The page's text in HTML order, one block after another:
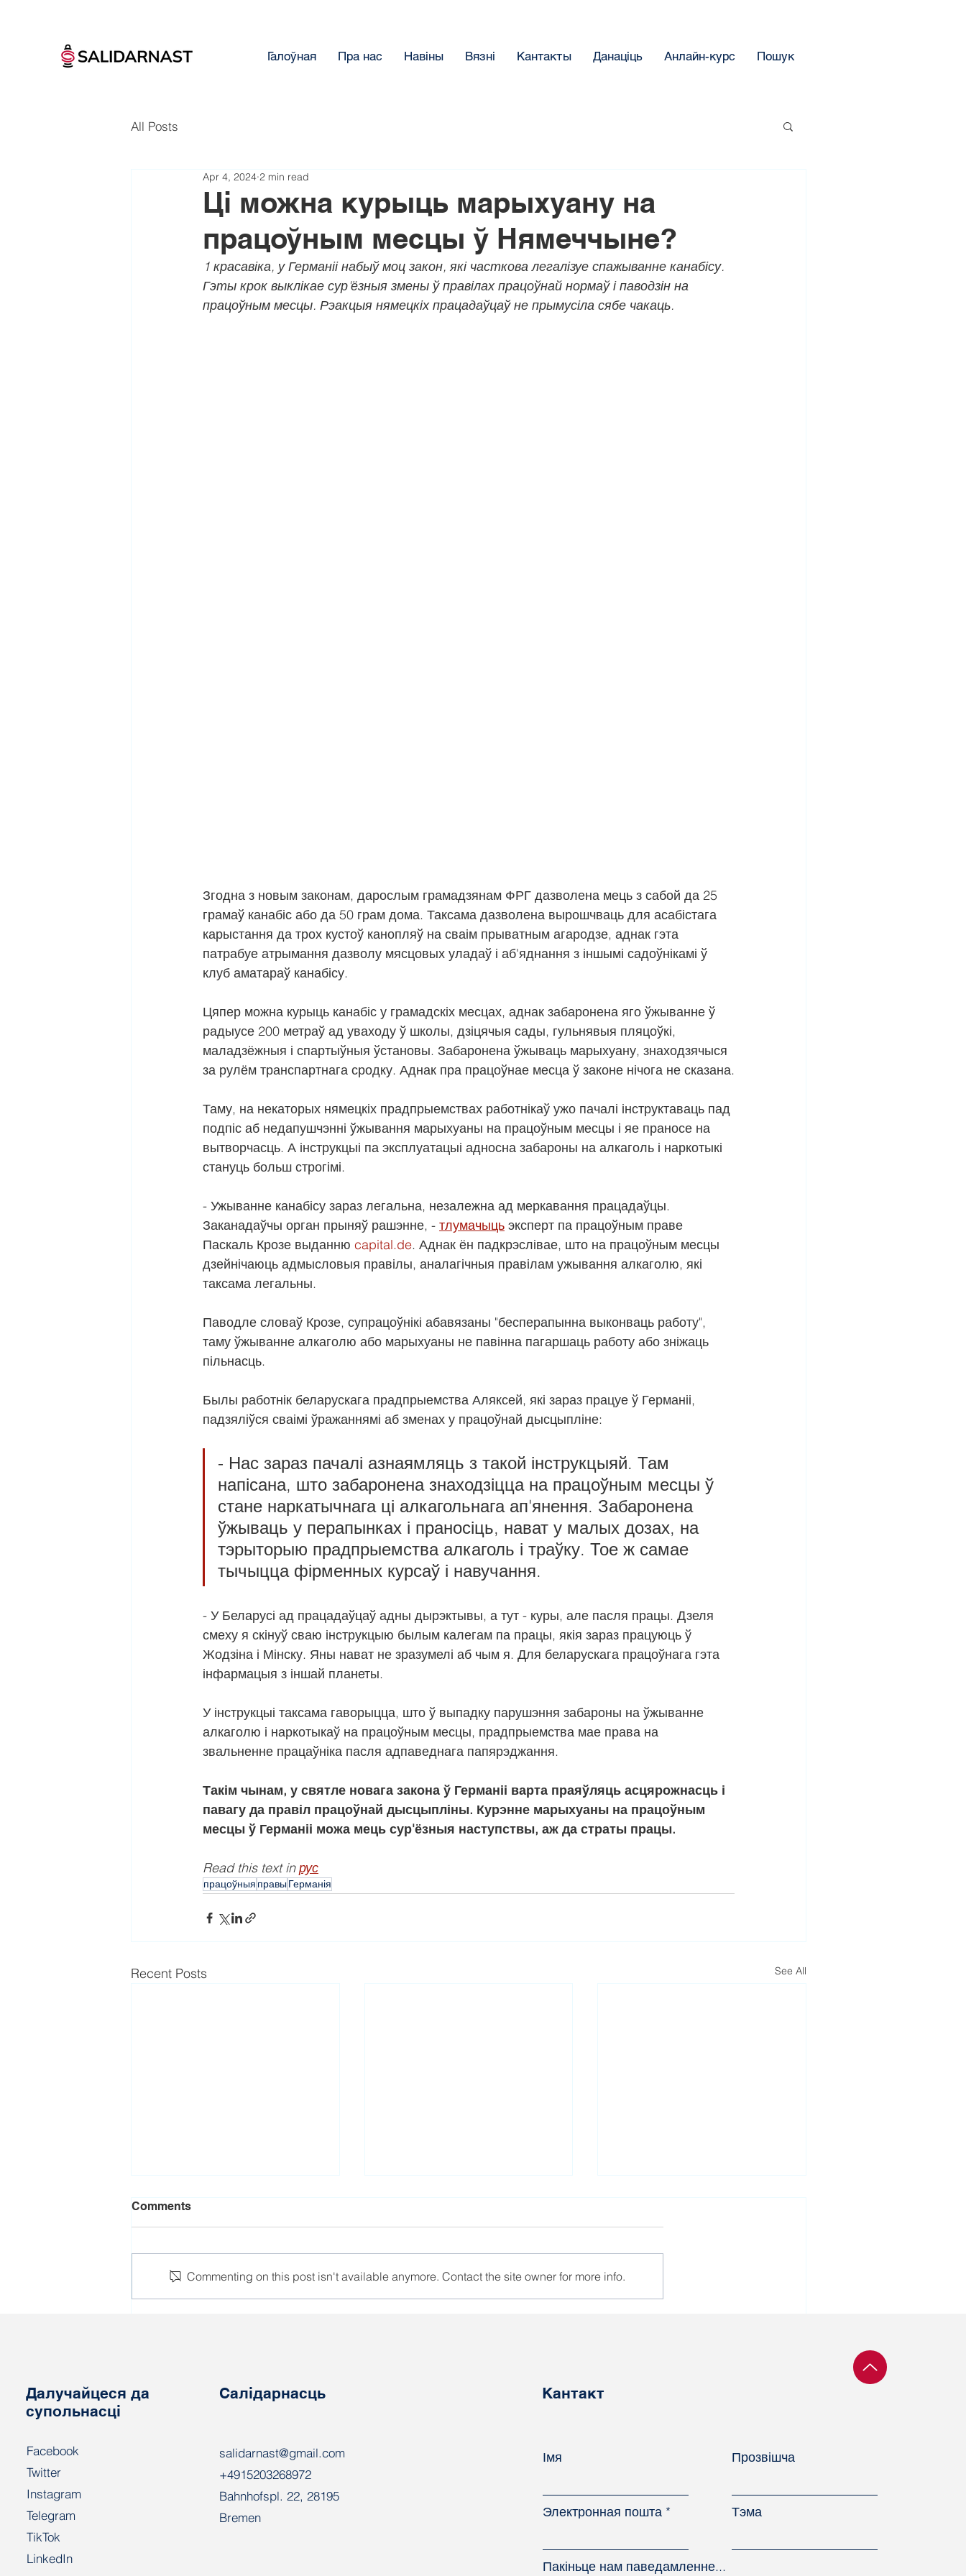
Галоўная Пра нас Навіны Вязнi Кантакты Данацiць Анлайн-курс Пошук
All Posts
Ці можна курыць марыхуану на
працоўным месцы ў Нямеччыне?
Apr 4, 2024 2 min read
1 красавіка, у Германіі набыў моц закон, які часткова легалізуе спажыванне канабісу.
Гэты крок выклікае сур'ёзныя змены ў правілах працоўнай нормаў і паводзін на
працоўным месцы. Рэакцыя нямецкіх працадаўцаў не прымусіла сябе чакаць.
Згодна з новым законам, дарослым грамадзянам ФРГ дазволена мець з сабой да 25
грамаў канабіс або да 50 грам дома. Таксама дазволена вырошчваць для асабістага
карыстання да трох кустоў канопляў на сваім прыватным агародзе, аднак гэта
патрабуе атрымання дазволу мясцовых уладаў і аб'яднання з іншымі садоўнікамі ў
клуб аматараў канабісу.
Цяпер можна курыць канабіс у грамадскіх месцах, аднак забаронена яго ўжыванне ў
радыусе 200 метраў ад уваходу ў школы, дзіцячыя сады, гульнявыя пляцоўкі,
маладзёжныя і спартыўныя ўстановы. Забаронена ўжываць марыхуану, знаходзячыся
за рулём транспартнага сродку. Аднак пра працоўнае месца ў законе нічога не сказана.
Таму, на некаторых нямецкіх прадпрыемствах работнікаў ужо пачалі інструктаваць пад
подпіс аб недапушчэнні ўжывання марыхуаны на працоўным месцы і яе праносе на
вытворчасць. А інструкцыі па эксплуатацыі адносна забароны на алкаголь і наркотыкі
стануць больш строгімі.
- Ужыванне канабісу зараз легальна, незалежна ад меркавання працадаўцы.
Заканадаўчы орган прыняў рашэнне, - тлумачыць эксперт па працоўным праве
Паскаль Крозе выданню capital.de. Аднак ён падкрэслівае, што на працоўным месцы
дзейнічаюць адмысловыя правілы, аналагічныя правілам ужывання алкаголю, які
таксама легальны.
Паводле словаў Крозе, супрацоўнікі абавязаны "бесперапынна выконваць работу",
таму ўжыванне алкаголю або марыхуаны не павінна пагаршаць работу або зніжаць
пільнасць.
Былы работнік беларускага прадпрыемства Аляксей, які зараз працуе ў Германіі,
падзяліўся сваімі ўражаннямі аб зменах у працоўнай дысцыпліне:
- Нас зараз пачалі азнаямляць з такой інструкцыяй. Там
напісана, што забаронена знаходзіцца на працоўным месцы ў
стане наркатычнага ці алкагольнага ап'янення. Забаронена
ўжываць у перапынках і праносіць, нават у малых дозах, на
тэрыторыю прадпрыемства алкаголь і траўку. Тое ж самае
тычыцца фірменных курсаў і навучання.
- У Беларусі ад працадаўцаў адны дырэктывы, а тут - куры, але пасля працы. Дзеля
смеху я скінуў сваю інструкцыю былым калегам па працы, якія зараз працуюць ў
Жодзіна і Мінску. Яны нават не зразумелі аб чым я. Для беларускага працоўнага гэта
інфармацыя з іншай планеты.
У інструкцыі таксама гаворыцца, што ў выпадку парушэння забароны на ўжыванне
алкаголю і наркотыкаў на працоўным месцы, прадпрыемства мае права на
звальненне працаўніка пасля адпаведнага папярэджання.
Такім чынам, у святле новага закона ў Германіі варта праяўляць асцярожнасць і
павагу да правіл працоўнай дысцыпліны. Курэнне марыхуаны на працоўным
месцы ў Германіі можа мець сур'ёзныя наступствы, аж да страты працы.
Read this text in рус
працоўныя правыГерманія
Recent Posts See All
Comments
Commenting on this post isn't available anymore. Contact the site owner for more info.
Далучайцеся да
супольнасці
Facebook
Twitter
Instagram
Telegram
TikTok
LinkedIn
Салідарнасць
salidarnast@gmail.com
+4915203268972
Bahnhofspl. 22, 28195
Bremen
Кантакт
Імя
Электронная пошта
Прозвішча
Тэма
Пакіньце нам паведамленне...